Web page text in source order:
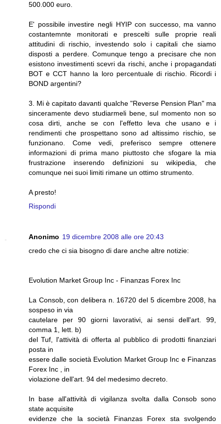
500.000 euro.
E' possibile investire negli HYIP con successo, ma vanno
costantemnte monitorati e prescelti sulle proprie reali
attitudini di rischio, investendo solo i capitali che siamo
disposti a perdere. Comunque tengo a precisare che non
esistono investimenti scevri da rischi, anche i propagandati
BOT e CCT hanno la loro percentuale di rischio. Ricordi i
BOND argentini?
3. Mi è capitato davanti qualche "Reverse Pension Plan" ma
sinceramente devo studiarmeli bene, sul momento non so
cosa dirti, anche se con l'effetto leva che usano e i
rendimenti che prospettano sono ad altissimo rischio, se
funzionano. Come vedi, preferisco sempre ottenere
informazioni di prima mano piuttosto che sfogare la mia
frustrazione inserendo definizioni su wikipedia, che
comunque nei suoi limiti rimane un ottimo strumento.
A presto!
Rispondi
Anonimo 19 dicembre 2008 alle ore 20:43
credo che ci sia bisogno di dare anche altre notizie:
Evolution Market Group Inc - Finanzas Forex Inc
La Consob, con delibera n. 16720 del 5 dicembre 2008, ha
sospeso in via
cautelare per 90 giorni lavorativi, ai sensi dell'art. 99,
comma 1, lett. b)
del Tuf, l'attività di offerta al pubblico di prodotti finanziari
posta in
essere dalle società Evolution Market Group Inc e Finanzas
Forex Inc , in
violazione dell'art. 94 del medesimo decreto.
In base all'attività di vigilanza svolta dalla Consob sono
state acquisite
evidenze che la società Finanzas Forex sta svolgendo